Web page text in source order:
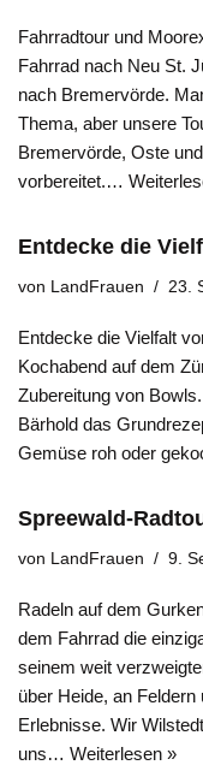
Fahrradtour und
Fahrrad nach Neu St.
nach Bremervörde.
Thema, aber unsere
Bremervörde, Oste
vorbereitet.…
Entdecke die
von LandFrauen 23.
Entdecke die Vielfalt
Kochabend auf dem
Zubereitung von
Bärhold das
Gemüse roh oder
Spreewald-
von LandFrauen 9.
Radeln auf dem
dem Fahrrad die
seinem weit
über Heide, an
Erlebnisse. Wir
uns… Weiterlesen »